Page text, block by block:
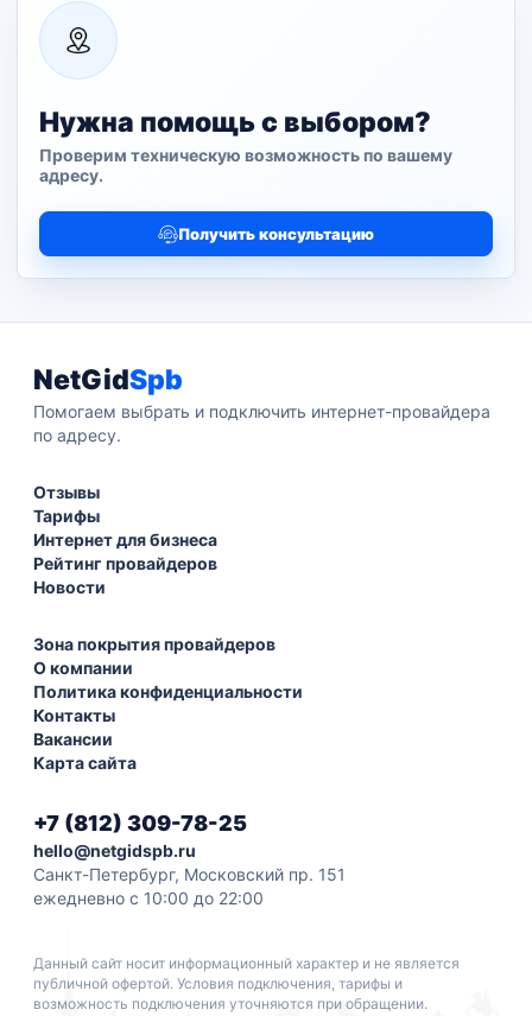
Нужна помощь с выбором?
Проверим техническую возможность по вашему
адресу.
Получить консультацию
NetGidSpb
Помогаем выбрать и подключить интернет-провайдера
по адресу.
Отзывы
Тарифы
Интернет для бизнеса
Рейтинг провайдеров
Новости
Зона покрытия провайдеров
О компании
Политика конфиденциальности
Контакты
Вакансии
Карта сайта
+7 (812) 309-78-25
hello@netgidspb.ru
Санкт-Петербург, Московский пр. 151
ежедневно с 10:00 до 22:00
Данный сайт носит информационный характер и не является
публичной офертой. Условия подключения, тарифы и
возможность подключения уточняются при обращении.